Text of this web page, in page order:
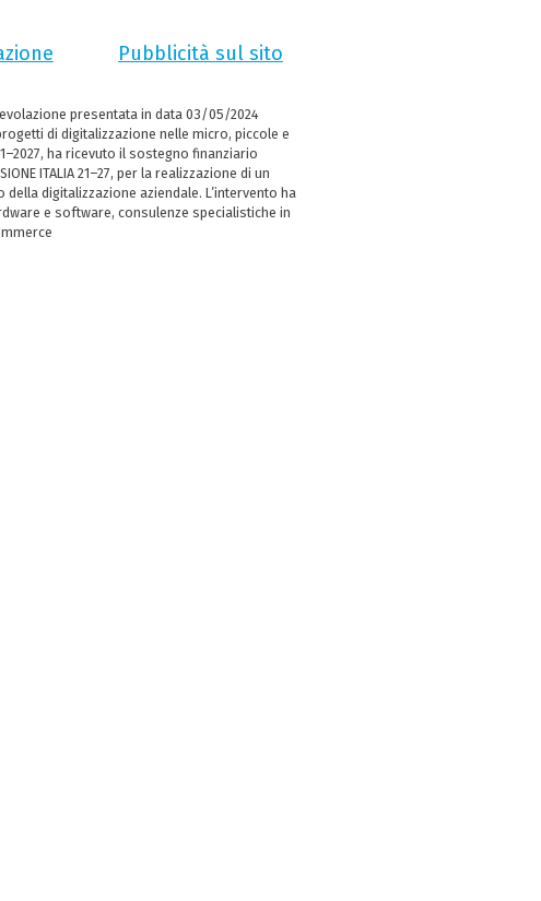
Pubblicità sul sito
presentata in data 03/05/2024
di digitalizzazione nelle micro, piccole e
ha ricevuto il sostegno finanziario
ITALIA 21–27, per la realizzazione di un
digitalizzazione aziendale. L’intervento ha
e software, consulenze specialistiche in